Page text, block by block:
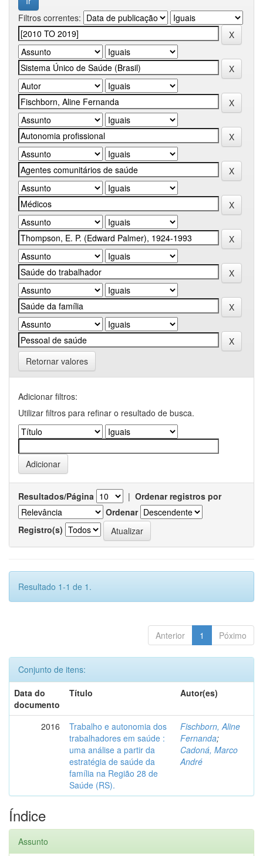
Filtros correntes:
Retornar valores
Adicionar filtros:
Utilizar filtros para refinar o resultado de busca.
Resultados/Página | Ordenar registros por
Ordenar
Registro(s)
Resultado 1-1 de 1.
Anterior 1 Póximo
Conjunto de itens:
Data do
documento
Título Autor(es)
2016
Trabalho e autonomia dos
trabalhadores em saúde :
uma análise a partir da
estratégia de saúde da
família na Região 28 de
Saúde (RS).
Fischborn, Aline
Fernanda;
Cadoná, Marco
André
Índice
Assunto